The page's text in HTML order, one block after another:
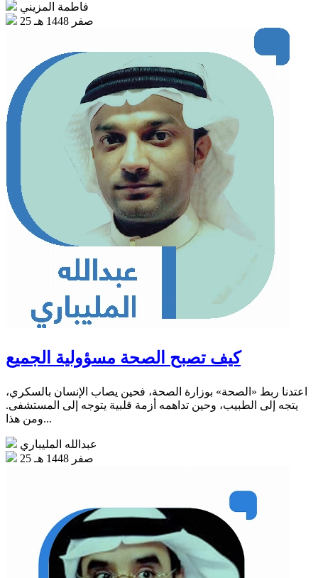
فاطمة المزيني
25 صفر 1448 هـ
كيف تصبح الصحة مسؤولية الجميع
اعتدنا ربط «الصحة» بوزارة الصحة، فحين يصاب الإنسان بالسكري،
يتجه إلى الطبيب، وحين تداهمه أزمة قلبية يتوجه إلى المستشفى.
ومن هذا...
عبدالله المليباري
25 صفر 1448 هـ